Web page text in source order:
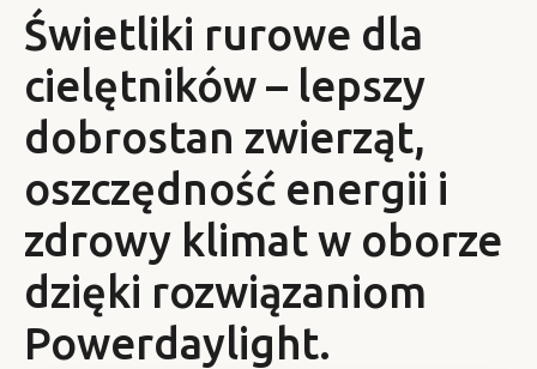
Świetliki rurowe dla
cielętników – lepszy
dobrostan zwierząt,
oszczędność energii i
zdrowy klimat w oborze
dzięki rozwiązaniom
Powerdaylight.